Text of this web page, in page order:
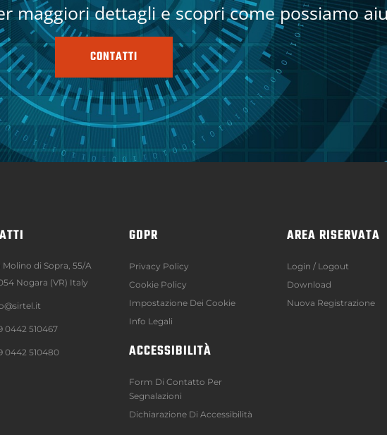
maggiori dettagli e scopri come possiamo
CONTATTI
Molino di Sopra, 55/A
Nogara (VR) Italy
0442 510467
0442 510480
GDPR
Privacy Policy
Cookie Policy
Impostazione Dei Cookie
Info Legali
ACCESSIBILITÀ
Form Di Contatto Per
Segnalazioni
Dichiarazione Di Accessibilità
AREA RISERVATA
Login / Logout
Download
Nuova Registrazione